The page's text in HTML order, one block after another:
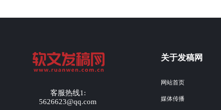
客服热线1:
5626623@qq.com
关于发稿网
网站首页
媒体传播